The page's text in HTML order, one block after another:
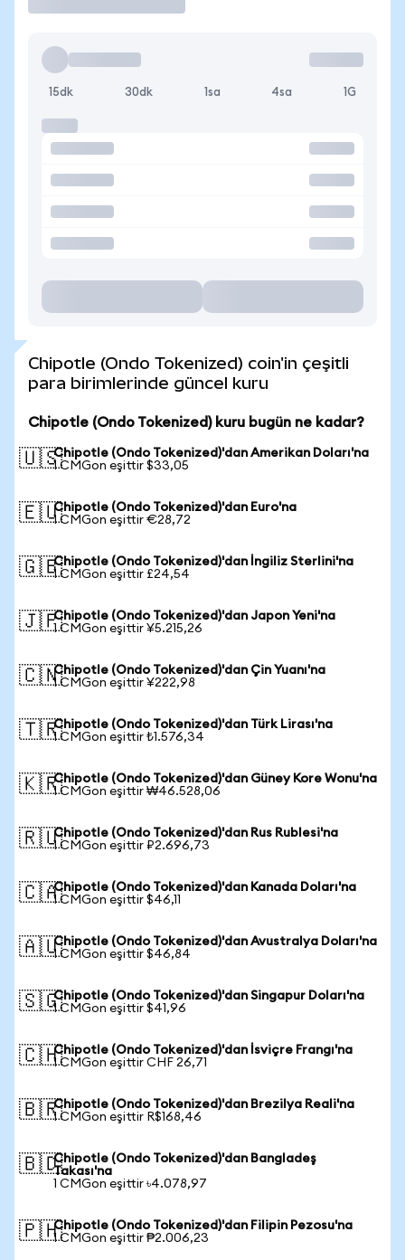
15dk 30dk 1sa 4sa 1G
Chipotle (Ondo Tokenized) coin'in çeşitli
para birimlerinde güncel kuru
Chipotle (Ondo Tokenized) kuru bugün ne kadar?
🇺🇸Chipotle (Ondo Tokenized)'dan Amerikan Doları'na
1 CMGon eşittir $33,05
🇪🇺Chipotle (Ondo Tokenized)'dan Euro'na
1 CMGon eşittir €28,72
🇬🇧Chipotle (Ondo Tokenized)'dan İngiliz Sterlini'na
1 CMGon eşittir £24,54
🇯🇵Chipotle (Ondo Tokenized)'dan Japon Yeni'na
1 CMGon eşittir ¥5.215,26
🇨🇳Chipotle (Ondo Tokenized)'dan Çin Yuanı'na
1 CMGon eşittir ¥222,98
🇹🇷Chipotle (Ondo Tokenized)'dan Türk Lirası'na
1 CMGon eşittir ₺1.576,34
🇰🇷Chipotle (Ondo Tokenized)'dan Güney Kore Wonu'na
1 CMGon eşittir ₩46.528,06
🇷🇺Chipotle (Ondo Tokenized)'dan Rus Rublesi'na
1 CMGon eşittir ₽2.696,73
🇨🇦Chipotle (Ondo Tokenized)'dan Kanada Doları'na
1 CMGon eşittir $46,11
🇦🇺Chipotle (Ondo Tokenized)'dan Avustralya Doları'na
1 CMGon eşittir $46,84
🇸🇬Chipotle (Ondo Tokenized)'dan Singapur Doları'na
1 CMGon eşittir $41,96
🇨🇭Chipotle (Ondo Tokenized)'dan İsviçre Frangı'na
1 CMGon eşittir CHF 26,71
🇧🇷Chipotle (Ondo Tokenized)'dan Brezilya Reali'na
1 CMGon eşittir R$168,46
🇧🇩Chipotle (Ondo Tokenized)'dan Bangladeş
Takası'na
1 CMGon eşittir ৳4.078,97
🇵🇭Chipotle (Ondo Tokenized)'dan Filipin Pezosu'na
1 CMGon eşittir ₱2.006,23